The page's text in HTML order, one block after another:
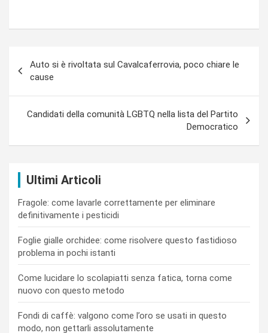
articoli
Auto si è rivoltata sul Cavalcaferrovia, poco chiare le
cause
Candidati della comunità LGBTQ nella lista del Partito
Democratico
Ultimi Articoli
Fragole: come lavarle correttamente per eliminare
definitivamente i pesticidi
Foglie gialle orchidee: come risolvere questo fastidioso
problema in pochi istanti
Come lucidare lo scolapiatti senza fatica, torna come
nuovo con questo metodo
Fondi di caffè: valgono come l’oro se usati in questo
modo, non gettarli assolutamente